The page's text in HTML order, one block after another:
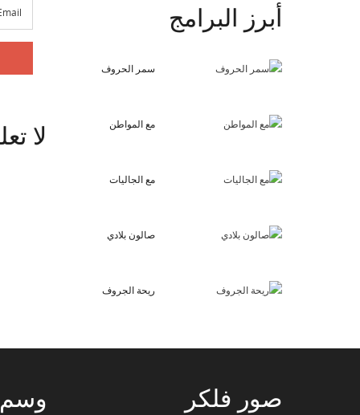
لا
أبرز البرامج
سمر الحروف
مع المواطن
مع الجاليات
صالون بلادي
ريحة الجروف
وسم صور فلكر